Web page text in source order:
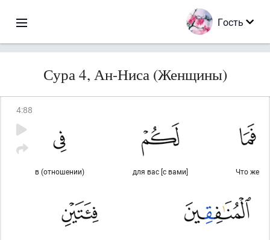
Гость
Сура 4, Ан-Ниса (Женщины)
4:88
Что же
для вас [с вами]
в (отношении)